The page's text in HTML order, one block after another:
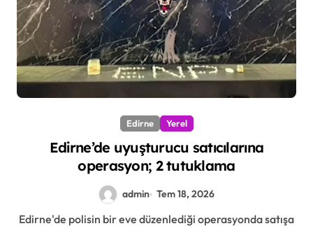
Edirne Yerel
Edirne’de uyuşturucu satıcılarına
operasyon; 2 tutuklama
admin Tem 18, 2026
Edirne'de polisin bir eve düzenlediği operasyonda satışa